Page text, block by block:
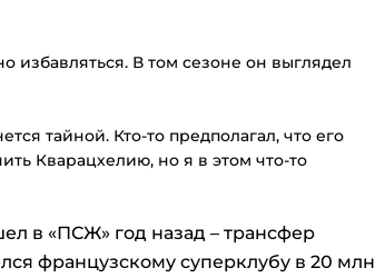
избавляться. В том сезоне он выглядел
тайной. Кто-то предполагал, что его
Кварацхелию, но я в этом что-то
в «ПСЖ» год назад – трансфер
французскому суперклубу в 20 млн